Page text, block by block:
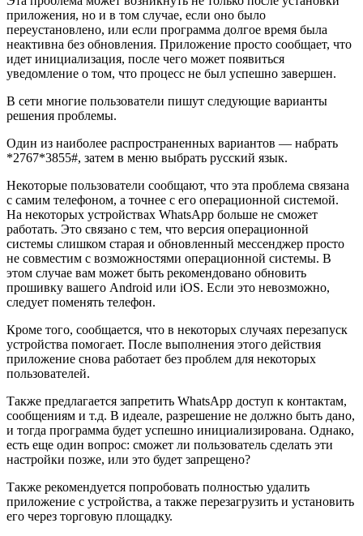
приложения, но и в том случае, если оно было
переустановлено, или если программа долгое время была
неактивна без обновления. Приложение просто сообщает, что
идет инициализация, после чего может появиться
уведомление о том, что процесс не был успешно завершен.
В сети многие пользователи пишут следующие варианты
решения проблемы.
Один из наиболее распространенных вариантов — набрать
*2767*3855#, затем в меню выбрать русский язык.
Некоторые пользователи сообщают, что эта проблема связана
с самим телефоном, а точнее с его операционной системой.
На некоторых устройствах WhatsApp больше не сможет
работать. Это связано с тем, что версия операционной
системы слишком старая и обновленный мессенджер просто
не совместим с возможностями операционной системы. В
этом случае вам может быть рекомендовано обновить
прошивку вашего Android или iOS. Если это невозможно,
следует поменять телефон.
Кроме того, сообщается, что в некоторых случаях перезапуск
устройства помогает. После выполнения этого действия
приложение снова работает без проблем для некоторых
пользователей.
Также предлагается запретить WhatsApp доступ к контактам,
сообщениям и т.д. В идеале, разрешение не должно быть дано,
и тогда программа будет успешно инициализирована. Однако,
есть еще один вопрос: сможет ли пользователь сделать эти
настройки позже, или это будет запрещено?
Также рекомендуется попробовать полностью удалить
приложение с устройства, а также перезагрузить и установить
его через торговую площадку.